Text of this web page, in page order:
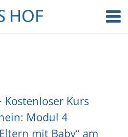
Kostenloser Kurs
Modul 4
mit Baby“ am